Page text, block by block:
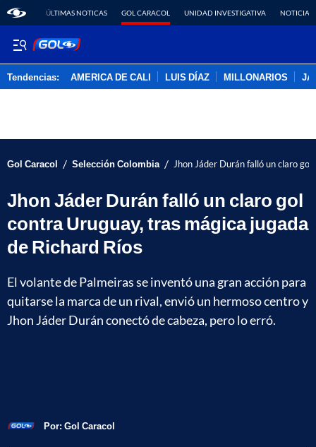
ÚLTIMAS NOTICAS GOL CARACOL UNIDAD INVESTIGATIVA NOTICIAS
Tendencias: AMERICA DE CALI LUIS DÍAZ MILLONARIOS
Gol Caracol / Selección Colombia / Jhon Jáder Durán falló un claro
Jhon Jáder Durán falló un claro gol
contra Uruguay, tras mágica jugada
de Richard Ríos
El volante de Palmeiras se inventó una gran acción para
quitarse la marca de un rival, envió un hermoso centro y
Jhon Jáder Durán conectó de cabeza, pero lo erró.
Por: Gol Caracol